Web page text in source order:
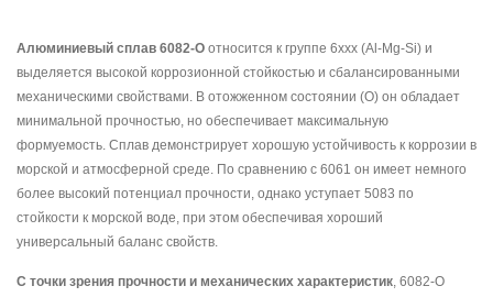
Алюминиевый сплав 6082-O относится к группе 6xxx (Al-Mg-Si) и
выделяется высокой коррозионной стойкостью и сбалансированными
механическими свойствами. В отожженном состоянии (O) он обладает
минимальной прочностью, но обеспечивает максимальную
формуемость. Сплав демонстрирует хорошую устойчивость к коррозии в
морской и атмосферной среде. По сравнению с 6061 он имеет немного
более высокий потенциал прочности, однако уступает 5083 по
стойкости к морской воде, при этом обеспечивая хороший
универсальный баланс свойств.
С точки зрения прочности и механических характеристик, 6082-O